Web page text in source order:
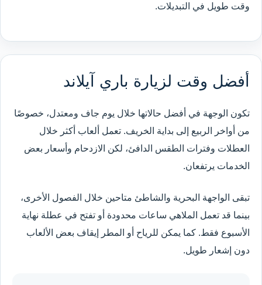
وقت طويل في التبديلات.
أفضل وقت لزيارة باري آيلاند
تكون الوجهة في أفضل حالاتها خلال يوم جاف ومعتدل، خصوصًا
من أواخر الربيع إلى بداية الخريف. تعمل ألعاب أكثر خلال
العطلات وفترات الطقس الدافئ، لكن الازدحام وأسعار بعض
الخدمات يرتفعان.
تبقى الواجهة البحرية والشاطئ متاحين خلال الفصول الأخرى،
بينما قد تعمل الملاهي ساعات محدودة أو تفتح في عطلة نهاية
الأسبوع فقط. كما يمكن للرياح أو المطر إيقاف بعض الألعاب
دون إشعار طويل.